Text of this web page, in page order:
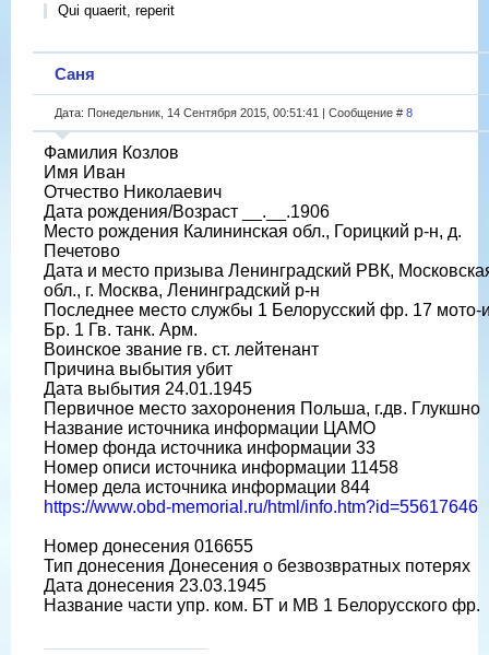
Qui quaerit, reperit
Саня
Дата: Понедельник, 14 Сентября 2015, 00:51:41 | Сообщение # 8
Фамилия Козлов
Имя Иван
Отчество Николаевич
Дата рождения/Возраст __.__.1906
Место рождения Калининская обл., Горицкий р-н, д.
Печетово
Дата и место призыва Ленинградский РВК,
обл., г. Москва, Ленинградский р-н
Последнее место службы 1 Белорусский фр. 17 мото-
Бр. 1 Гв. танк. Арм.
Воинское звание гв. ст. лейтенант
Причина выбытия убит
Дата выбытия 24.01.1945
Первичное место захоронения Польша, г.дв. Глукшно
Название источника информации ЦАМО
Номер фонда источника информации 33
Номер описи источника информации 11458
Номер дела источника информации 844
https://www.obd-memorial.ru/html/info.htm?id=55617646
Номер донесения 016655
Тип донесения Донесения о безвозвратных потерях
Дата донесения 23.03.1945
Название части упр. ком. БТ и МВ 1 Белорусского фр.